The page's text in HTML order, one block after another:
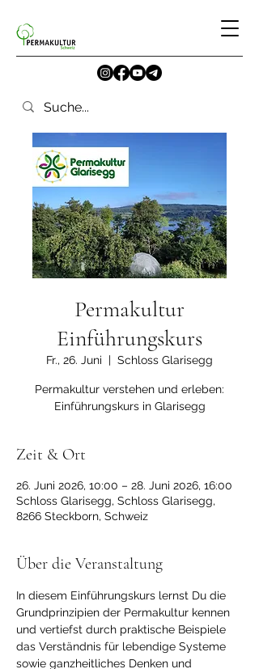
Permakultur
Einführungskurs
Fr., 26. Juni
  |
Schloss Glarisegg
Permakultur verstehen und erleben:
Einführungskurs in Glarisegg
Zeit & Ort
26. Juni 2026, 10:00 – 28. Juni 2026, 16:00
Schloss Glarisegg, Schloss Glarisegg,
8266 Steckborn, Schweiz
Über die Veranstaltung
In diesem Einführungskurs lernst Du die
Grundprinzipien der Permakultur kennen
und vertiefst durch praktische Beispiele
das Verständnis für lebendige Systeme
sowie ganzheitliches Denken und